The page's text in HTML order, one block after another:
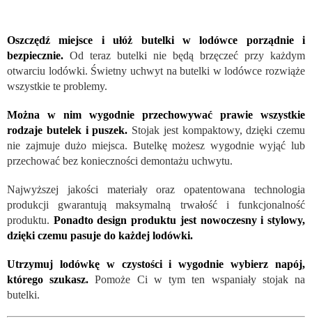
Oszczędź miejsce i ułóż butelki w lodówce porządnie i
bezpiecznie. Od teraz butelki nie będą brzęczeć przy każdym
otwarciu lodówki. Świetny uchwyt na butelki w lodówce rozwiąże
wszystkie te problemy.
Można w nim wygodnie przechowywać prawie wszystkie
rodzaje butelek i puszek. Stojak jest kompaktowy, dzięki czemu
nie zajmuje dużo miejsca. Butelkę możesz wygodnie wyjąć lub
przechować bez konieczności demontażu uchwytu.
Najwyższej jakości materiały oraz opatentowana technologia
produkcji gwarantują maksymalną trwałość i funkcjonalność
produktu. Ponadto design produktu jest nowoczesny i stylowy,
dzięki czemu pasuje do każdej lodówki.
Utrzymuj lodówkę w czystości i wygodnie wybierz napój,
którego szukasz.Pomoże Ci w tym ten wspaniały stojak na
butelki.